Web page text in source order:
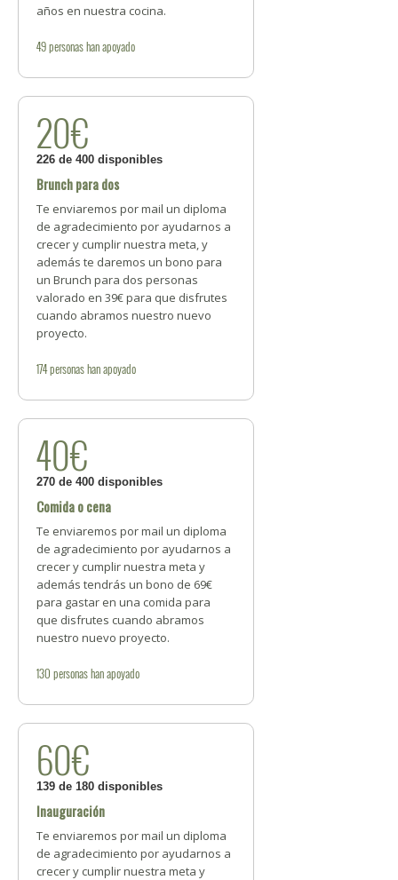
años en nuestra cocina.
49personashan apoyado
20€
226 de 400 disponibles
Brunch para dos
Te enviaremos por mail un diploma
de agradecimiento por ayudarnos a
crecer y cumplir nuestra meta, y
además te daremos un bono para
un Brunch para dos personas
valorado en 39€ para que disfrutes
cuando abramos nuestro nuevo
proyecto.
174personashan apoyado
40€
270 de 400 disponibles
Comida o cena
Te enviaremos por mail un diploma
de agradecimiento por ayudarnos a
crecer y cumplir nuestra meta y
además tendrás un bono de 69€
para gastar en una comida para
que disfrutes cuando abramos
nuestro nuevo proyecto.
130 personashan apoyado
60€
139 de 180 disponibles
Inauguración
Te enviaremos por mail un diploma
de agradecimiento por ayudarnos a
crecer y cumplir nuestra meta y